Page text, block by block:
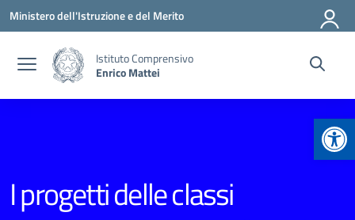
Vai ai contenuti
Vai al menu di navigazione
Vai al footer
Ministero dell'Istruzione e del Merito
Istituto Comprensivo
Enrico Mattei
I progetti delle classi